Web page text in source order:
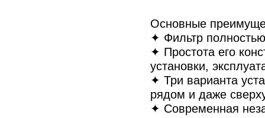
Основные
✦ Фильтр полностью
✦ Простота его
установки,
✦ Три варианта
рядом и даже
✦ Современная